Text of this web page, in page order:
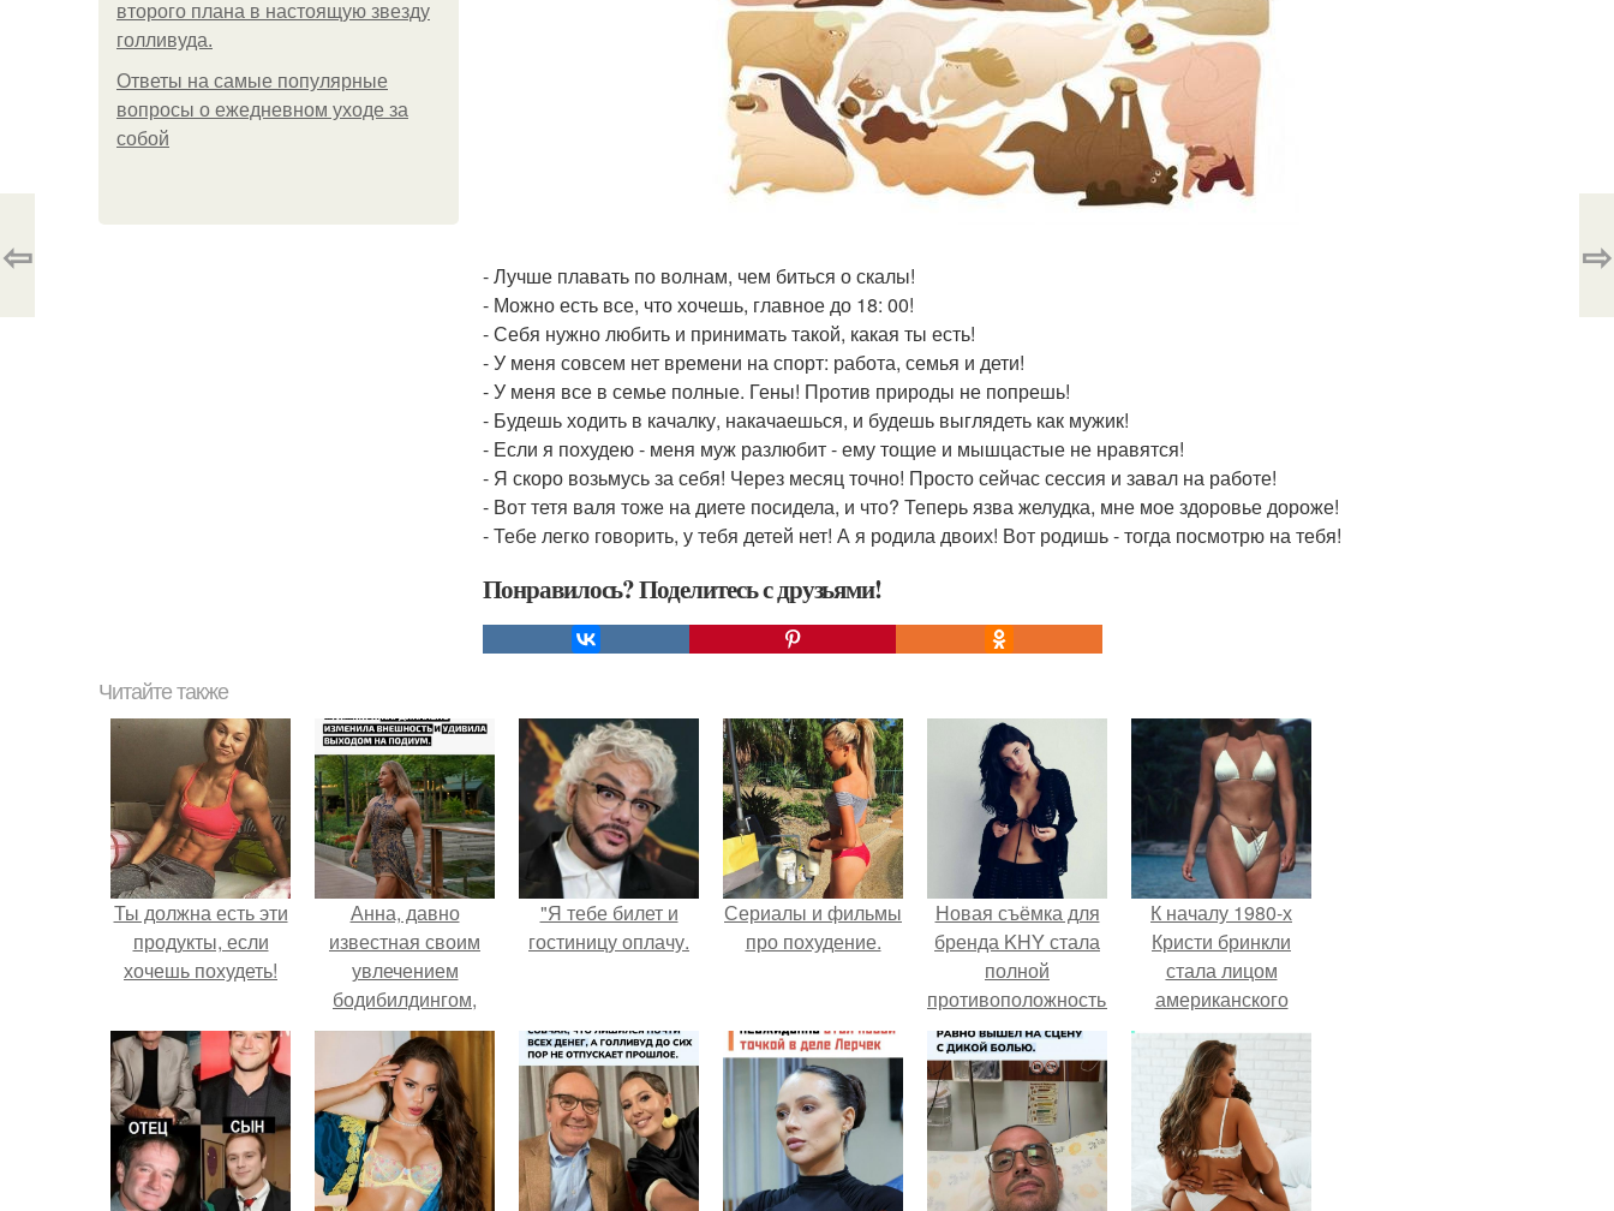
второго плана в настоящую звезду
голливуда.
Ответы на самые популярные
вопросы о ежедневном уходе за
собой
- Лучше плавать по волнам, чем биться о скалы!
- Можно есть все, что хочешь, главное до 18: 00!
- Себя нужно любить и принимать такой, какая ты есть!
- У меня совсем нет времени на спорт: работа, семья и дети!
- У меня все в семье полные. Гены! Против природы не попрешь!
- Будешь ходить в качалку, накачаешься, и будешь выглядеть как мужик!
- Если я похудею - меня муж разлюбит - ему тощие и мышцастые не нравятся!
- Я скоро возьмусь за себя! Через месяц точно! Просто сейчас сессия и завал на работе!
- Вот тетя валя тоже на диете посидела, и что? Теперь язва желудка, мне мое здоровье дороже!
- Тебе легко говорить, у тебя детей нет! А я родила двоих! Вот родишь - тогда посмотрю на тебя!
Понравилось? Поделитесь с друзьями!
⇦ ⇨
Читайте также
Ты должна есть эти
продукты, если
хочешь похудеть!
Анна, давно
известная своим
увлечением
бодибилдингом,
впервые
попробовала себя
в роли модели.
"Я тебе билет и
гостиницу оплачу.
Сериалы и фильмы
про похудение.
Новая съёмка для
бренда KHY стала
полной
противоположностью
образу, с которым
кайли
ассоциировалась
последние годы.
К началу 1980-х
Кристи бринкли
стала лицом
американского
моделинга и
главным
воплощением
естественной
привлекательности.